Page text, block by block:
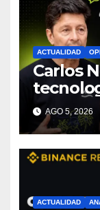
ACTUALIDAD
Carlos
AGO 5, 2026
ACTUALIDAD